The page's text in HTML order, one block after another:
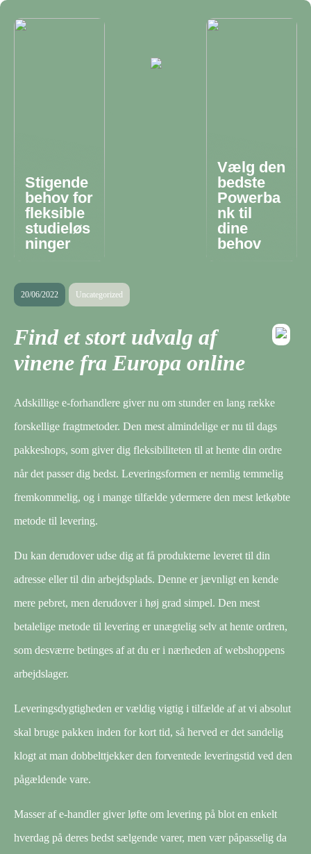
Stigende
behov for
fleksible
studieløs
ninger
Vælg den
bedste
Powerba
nk til
dine
behov
20/06/2022 Uncategorized
Find et stort udvalg af
vinene fra Europa online
Adskillige e-forhandlere giver nu om stunder en lang række
forskellige fragtmetoder. Den mest almindelige er nu til dags
pakkeshops, som giver dig fleksibiliteten til at hente din ordre
når det passer dig bedst. Leveringsformen er nemlig temmelig
fremkommelig, og i mange tilfælde ydermere den mest letkøbte
metode til levering.
Du kan derudover udse dig at få produkterne leveret til din
adresse eller til din arbejdsplads. Denne er jævnligt en kende
mere pebret, men derudover i høj grad simpel. Den mest
betalelige metode til levering er unægtelig selv at hente ordren,
som desværre betinges af at du er i nærheden af webshoppens
arbejdslager.
Leveringsdygtigheden er vældig vigtig i tilfælde af at vi absolut
skal bruge pakken inden for kort tid, så herved er det sandelig
klogt at man dobbelttjekker den forventede leveringstid ved den
pågældende vare.
Masser af e-handler giver løfte om levering på blot en enkelt
hverdag på deres bedst sælgende varer, men vær påpasselig da